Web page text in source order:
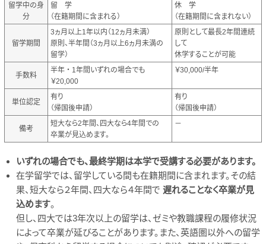
留学中の身
分
留 学
（在籍期間に含まれる）
休 学
（在籍期間に含まれない）
留学期間
3ヵ月以上1年以内（12ヵ月未満）
原則、半年間（3ヵ月以上6ヵ月未満の
留学）
原則として最長2年間連続
して
休学することが可能
手数料
半年 ・ 1年間いずれの場合でも
￥20,000
￥30,000/半年
単位認定
有り
（帰国後申請）
有り
（帰国後申請）
備考
短大なら2年間、四大なら4年間での
卒業が見込めます。
－
いずれの場合でも、最終学期は本学で受講する必要があります。
在学留学では、留学している間も在籍期間に含まれます。その結
果、短大なら２年間、四大なら４年間で 遅れることなく卒業が見
込めます。
但し、四大では3年次以上の留学は、ゼミや教職課程の履修状況
によって卒業が延びることがあります。また、英語圏以外への留学